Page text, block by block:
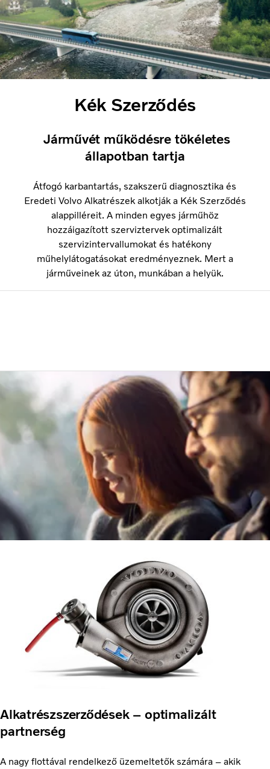
Kék Szerződés
Járművét működésre tökéletes
állapotban tartja
Átfogó karbantartás, szakszerű diagnosztika és
Eredeti Volvo Alkatrészek alkotják a Kék Szerződés
alappilléreit. A minden egyes járműhöz
hozzáigazított szerviztervek optimalizált
szervizintervallumokat és hatékony
műhelylátogatásokat eredményeznek. Mert a
járműveinek az úton, munkában a helyük.
Alkatrészszerződések – optimalizált
partnerség
A nagy flottával rendelkező üzemeltetők számára – akik